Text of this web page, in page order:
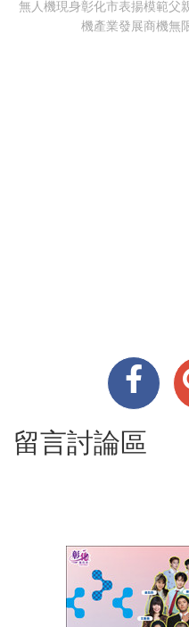
無人機現身彰化市表揚模範父
機產業發展商機無
留言討論區